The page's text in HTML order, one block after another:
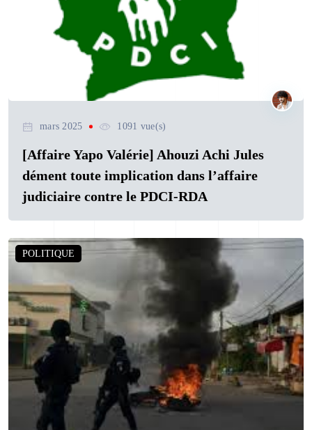
mars 2025 1091 vue(s)
[Affaire Yapo Valérie] Ahouzi Achi Jules
dément toute implication dans l’affaire
judiciaire contre le PDCI-RDA
POLITIQUE